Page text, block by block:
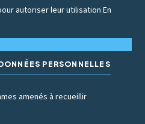
autoriser leur utilisationEn
PERSONNELLES
amenés à recueillir